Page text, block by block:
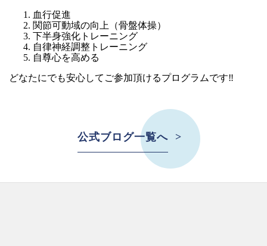
血行促進
関節可動域の向上（骨盤体操）
下半身強化トレーニング
自律神経調整トレーニング
自尊心を高める
どなたにでも安心してご参加頂けるプログラムです‼
公式ブログ一覧へ